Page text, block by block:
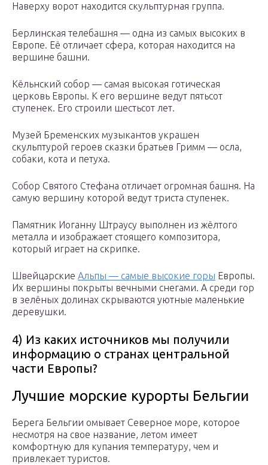
Наверху ворот находится скульптурная группа.
Берлинская телебашня — одна из самых высоких в
Европе. Её отличает сфера, которая находится на
вершине башни.
Кёльнский собор — самая высокая готическая
церковь Европы. К его вершине ведут пятьсот
ступенек. Его строили шестьсот лет.
Музей Бременских музыкантов украшен
скульптурой героев сказки братьев Гримм — осла,
собаки, кота и петуха.
Собор Святого Стефана отличает огромная башня. На
самую вершину которой ведут триста ступенек.
Памятник Иоганну Штраусу выполнен из жёлтого
металла и изображает стоящего композитора,
который играет на скрипке.
Швейцарские Альпы — самые высокие горы Европы.
Их вершины покрыты вечными снегами. А среди гор
в зелёных долинах скрываются уютные маленькие
деревушки.
4) Из каких источников мы получили
информацию о странах центральной
части Европы?
Лучшие морские курорты Бельгии
Берега Бельгии омывает Северное море, которое
несмотря на свое название, летом имеет
комфортную для купания температуру, чем и
привлекает туристов.